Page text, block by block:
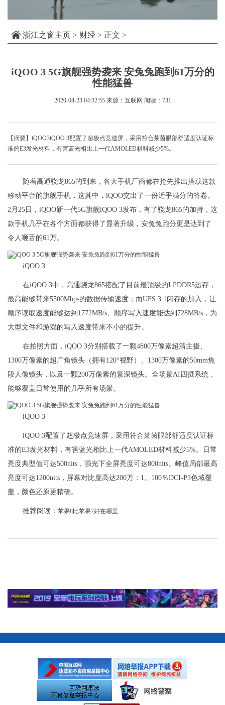
浙江之窗主页 > 财经 > 正文 >
iQOO 3 5G旗舰强势袭来 安兔兔跑到61万分的
性能猛兽
2020-04-23 04:32:55 来源：互联网 阅读：731
【摘要】iQOO3iQOO 3配置了超极点竞速屏，采用符合莱茵眼部舒适度认证标
准的E3发光材料，有害蓝光相比上一代AMOLED材料减少5%。
随着高通骁龙865的到来，各大手机厂商都在抢先推出搭载这款
移动平台的旗舰手机，这其中，iQOO交出了一份近乎满分的答卷。
2月25日，iQOO新一代5G旗舰iQOO 3发布，有了骁龙865的加持，这
款手机几乎在各个方面都获得了显著升级，安兔兔跑分更是达到了
令人咂舌的61万。
iQOO 3
在iQOO 3中，高通骁龙865搭配了目前最顶级的LPDDR5运存，
最高能够带来5500Mbps的数据传输速度；而UFS 3.1闪存的加入，让
顺序读取速度能够达到1772MB/s、顺序写入速度能达到728MB/s，为
大型文件和游戏的写入速度带来不小的提升。
在拍照方面，iQOO 3分别搭载了一颗4800万像素超清主摄、
1300万像素的超广角镜头（拥有120°视野）、1300万像素的50mm焦
段人像镜头，以及一颗200万像素的景深镜头。全场景AI四摄系统，
能够覆盖日常使用的几乎所有场景。
iQOO 3
iQOO 3配置了超极点竞速屏，采用符合莱茵眼部舒适度认证标
准的E3发光材料，有害蓝光相比上一代AMOLED材料减少5%。日常
亮度典型值可达500nits，强光下全屏亮度可达800nits。峰值局部最高
亮度可达1200nits，屏幕对比度高达200万：1。100％DCI-P3色域覆
盖，颜色还原更精确。
推荐阅读： 苹果8比苹果7好在哪里